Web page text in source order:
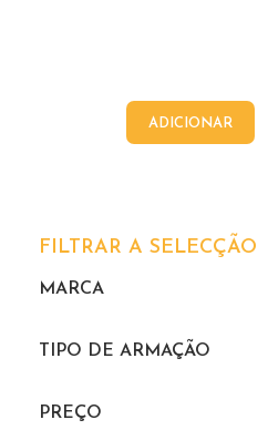
ADICIONAR
FILTRAR A SELECÇÃO
MARCA
TIPO DE ARMAÇÃO
PREÇO